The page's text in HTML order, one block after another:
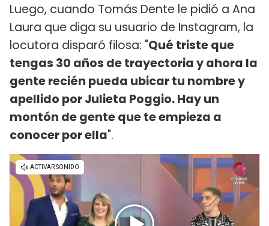
Luego, cuando Tomás Dente le pidió a Ana
Laura que diga su usuario de Instagram, la
locutora disparó filosa: "Qué triste que
tengas 30 años de trayectoria y ahora la
gente recién pueda ubicar tu nombre y
apellido por Julieta Poggio. Hay un
montón de gente que te empieza a
conocer por ella".